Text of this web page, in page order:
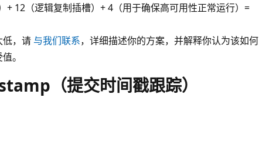
+ 12（逻辑复制插槽）+ 4（用于确保高可用性正常运行）=
低，请 与我们联系，详细描述你的方案，并解释你认为该如何
。
（提交时间戳跟踪）